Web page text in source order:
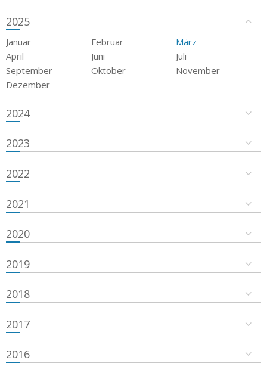
2025
Januar Februar
März
April
Juni
Juli
September
Oktober
November
Dezember
2024
2023
2022
2021
2020
2019
2018
2017
2016